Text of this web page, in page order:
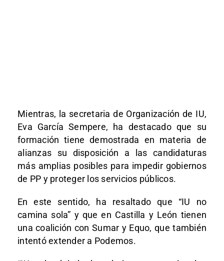
Mientras, la secretaria de Organización de IU,
Eva García Sempere, ha destacado que su
formación tiene demostrada en materia de
alianzas su disposición a las candidaturas
más amplias posibles para impedir gobiernos
de PP y proteger los servicios públicos.
En este sentido, ha resaltado que “IU no
camina sola” y que en Castilla y León tienen
una coalición con Sumar y Equo, que también
intentó extender a Podemos.